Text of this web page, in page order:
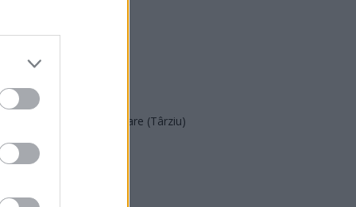
POT (Gavrilă)
PACE (Peia)
Acțiunea Conservatoare (Târziu)
PDF (Lazarus)
PUSL (D. Voiculescu)